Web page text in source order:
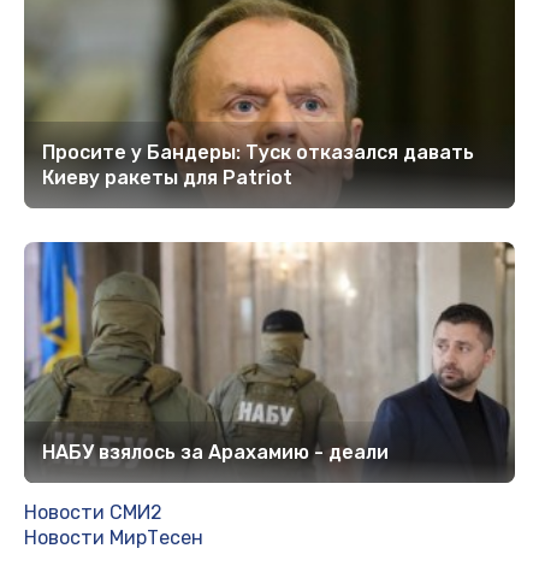
Просите у Бандеры: Туск отказался давать
Киеву ракеты для Patriot
НАБУ взялось за Арахамию - деали
Новости СМИ2
Новости МирТесен